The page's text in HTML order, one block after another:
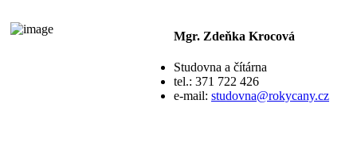
Mgr. Zdeňka Krocová
Studovna a čítárna
tel.: 371 722 426
e-mail: studovna@rokycany.cz